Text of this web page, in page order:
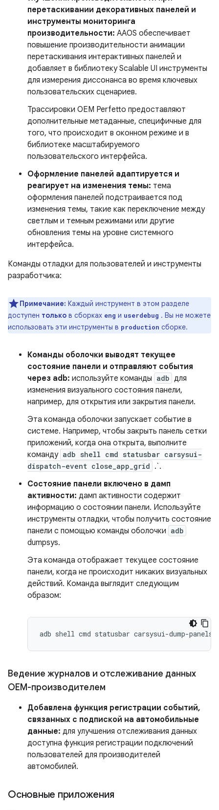
перетаскивании декоративных панелей и
инструменты мониторинга
производительности: AAOS обеспечивает
повышение производительности анимации
перетаскивания интерактивных панелей и
добавляет в библиотеку Scalable UI инструменты
для измерения диссонанса во время ключевых
пользовательских сценариев.
Трассировки OEM Perfetto предоставляют
дополнительные метаданные, специфичные для
того, что происходит в оконном режиме и в
библиотеке масштабируемого
пользовательского интерфейса.
Оформление панелей адаптируется и
реагирует на изменения темы: тема
оформления панелей подстраивается под
изменения темы, такие как переключение между
светлым и темным режимами или другие
обновления темы на уровне системного
интерфейса.
Команды отладки для пользователей и инструменты
разработчика:
Примечание: Каждый инструмент в этом разделе
доступен только в сборках eng и userdebug . Вы не можете
использовать эти инструменты в production сборке.
Команды оболочки выводят текущее
состояние панели и отправляют события
через adb: используйте команды adb для
изменения визуального состояния панели,
например, для открытия или закрытия панели.
Эта команда оболочки запускает событие в
системе. Например, чтобы закрыть панель сетки
приложений, когда она открыта, выполните
команду adb shell cmd statusbar carsysui-
dispatch-event close_app_grid .`.
Состояние панели включено в дамп
активности: дамп активности содержит
информацию о состоянии панели. Используйте
инструменты отладки, чтобы получить состояние
панели с помощью команды оболочки adb
dumpsys.
Эта команда отображает текущее состояние
панели, когда не происходит никаких визуальных
действий. Команда выглядит следующим
образом:
Ведение журналов и отслеживание данных
OEM-производителем
Добавлена ​​функция регистрации событий,
связанных с подпиской на автомобильные
данные: для улучшения отслеживания данных
доступна функция регистрации подключений
пользователей для производителей
автомобилей.
Основные приложения